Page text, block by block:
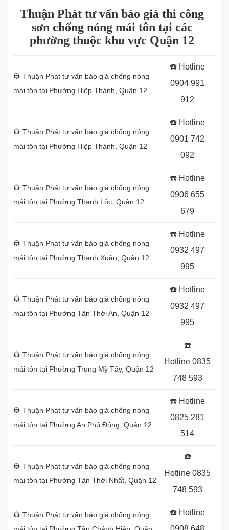
Thuận Phát tư vấn báo giá thi công
sơn chống nóng mái tôn tại các
phường thuộc khu vực Quận 12
👷 Thuận Phát tư vấn báo giá chống nóng
mái tôn tại Phường Hiệp Thành, Quận 12
☎️ Hotline
0904 991
912
👷 Thuận Phát tư vấn báo giá chống nóng
mái tôn tại Phường Hiệp Thành, Quận 12
☎️ Hotline
0901 742
092
👷 Thuận Phát tư vấn báo giá chống nóng
mái tôn tại Phường Thạnh Lộc, Quận 12
☎️ Hotline
0906 655
679
👷 Thuận Phát tư vấn báo giá chống nóng
mái tôn tại Phường Thạnh Xuân, Quận 12
☎️ Hotline
0932 497
995
👷 Thuận Phát tư vấn báo giá chống nóng
mái tôn tại Phường Tân Thới An, Quận 12
☎️ Hotline
0932 497
995
👷 Thuận Phát tư vấn báo giá chống nóng
mái tôn tại Phường Trung Mỹ Tây, Quận 12
☎️
Hotline 0835
748 593
👷 Thuận Phát tư vấn báo giá chống nóng
mái tôn tại Phường An Phú Đông, Quận 12
☎️ Hotline
0825 281
514
👷 Thuận Phát tư vấn báo giá chống nóng
mái tôn tại Phường Tân Thới Nhất, Quận 12
☎️
Hotline 0835
748 593
👷 Thuận Phát tư vấn báo giá chống nóng
☎️ Hotline